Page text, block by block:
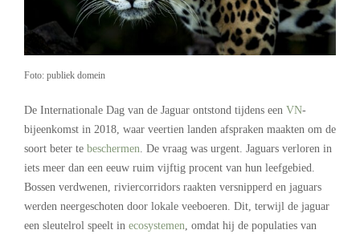
Foto: publiek domein
De Internationale Dag van de Jaguar ontstond tijdens een VN-
bijeenkomst in 2018, waar veertien landen afspraken maakten om de
soort beter te beschermen. De vraag was urgent. Jaguars verloren in
iets meer dan een eeuw ruim vijftig procent van hun leefgebied.
Bossen verdwenen, riviercorridors raakten versnipperd en jaguars
werden neergeschoten door lokale veeboeren. Dit, terwijl de jaguar
een sleutelrol speelt in ecosystemen, omdat hij de populaties van